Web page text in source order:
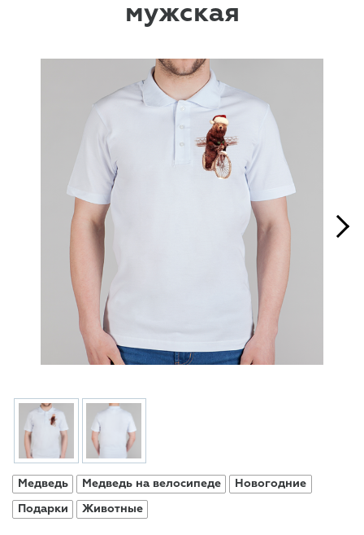
мужская
Медведь Медведь на велосипеде Новогодние
Подарки Животные